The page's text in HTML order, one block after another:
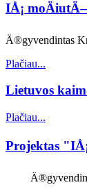
IÅ¡
Ä®gyvendintas
Plačiau...
Lietuvos
Plačiau...
Projektas